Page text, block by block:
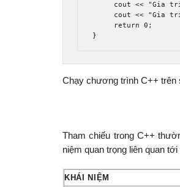
     cout
<< "Gia
     cout
<< "Gia
return
0 ;
}
Chạy chương trình C++ trên
Tham chiếu trong C++
niệm quan trọng liên quan
KHÁI NIỆM